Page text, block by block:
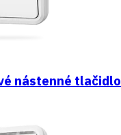
nástenné tlačidlo